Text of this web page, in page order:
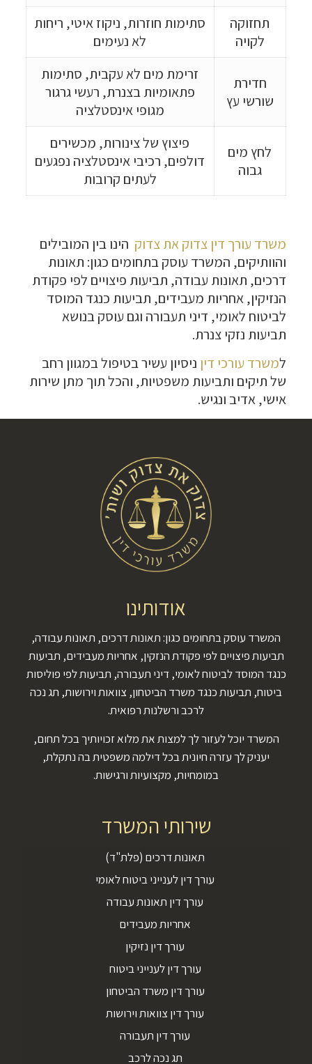
תחזוקה
לקויה
סתימות חוזרות, ניקוז איטי, ריחות
לא נעימים
חדירת
שורשי עץ
זרימת מים לא עקבית, סתימות
פתאומיות בצנרת, רעשי גרגור
מגופי אינסטלציה
לחץ מים
גבוה
פיצוץ של צינורות, מכשירים
דולפים, רכיבי אינסטלציה נפגעים
לעתים קרובות
משרד עורך דין צדוק את צדוק הינו בין המובילים
והוותיקים, המשרד עוסק בתחומים כגון: תאונות
דרכים, תאונות עבודה, תביעות פיצויים לפי פקודת
הנזיקין, אחריות מעבידים, תביעות כנגד המוסד
לביטוח לאומי, דיני תעבורה וגם עוסק בנושא
תביעות נזקי צנרת.
למשרד עורכי דין ניסיון עשיר בטיפול במגוון רחב
של תיקים ותביעות משפטיות, והכל תוך מתן שירות
אישי, אדיב ונגיש.
אודותינו
המשרד עוסק בתחומים כגון: תאונות דרכים, תאונות עבודה,
תביעות פיצויים לפי פקודת הנזקין, אחריות מעבידים, תביעות
כנגד המוסד לביטוח לאומי, דיני תעבורה, תביעות לפי פוליסות
ביטוח, תביעות כנגד משרד הביטחון, צוואות וירושות, תג נכה
לרכב ורשלנות רפואית.
המשרד יוכל לעזור לך למצות את מלוא זכויותיך בכל תחום,
יעניק לך עזרה חיונית בכל דילמה משפטית בה נתקלת,
במומחיות, מקצועיות ורגישות.
שירותי המשרד
תאונות דרכים (פלת"ד)
עורך דין לענייני ביטוח לאומי
עורך דין תאונות עבודה
אחריות מעבידים
עורך דין נזיקין
עורך דין לענייני ביטוח
עורך דין משרד הביטחון
עורך דין צוואות וירושות
עורך דין תעבורה
תג נכה לרכב